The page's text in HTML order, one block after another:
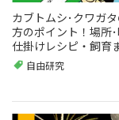
カブトムシ･クワガ
方のポイント！場所･
仕掛けレシピ・飼育
自由研究